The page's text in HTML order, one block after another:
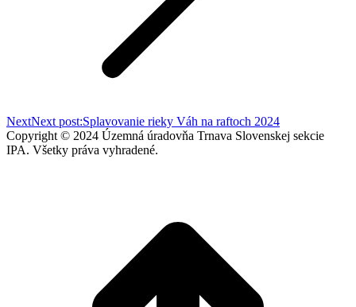
NextNext post:Splavovanie rieky Váh na raftoch 2024
Copyright © 2024 Územná úradovňa Trnava Slovenskej sekcie
IPA. Všetky práva vyhradené.